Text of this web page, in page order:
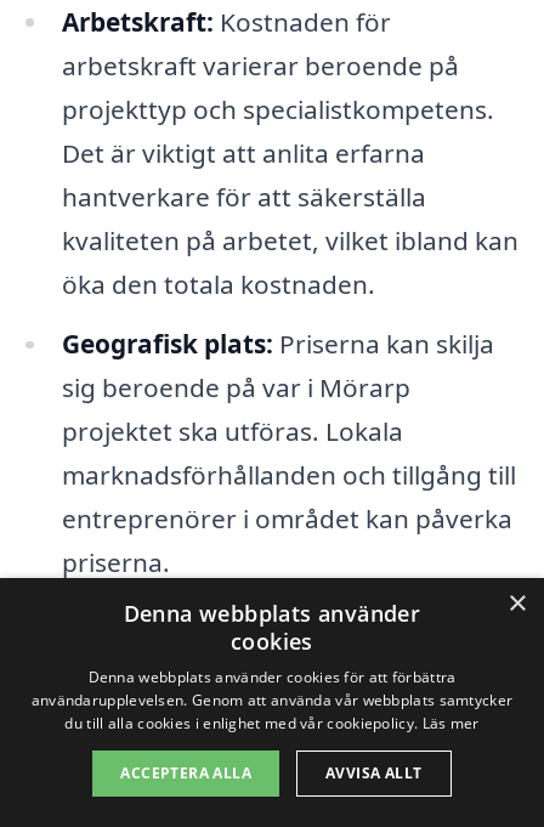
Arbetskraft: Kostnaden för
arbetskraft varierar beroende på
projekttyp och specialistkompetens.
Det är viktigt att anlita erfarna
hantverkare för att säkerställa
kvaliteten på arbetet, vilket ibland kan
öka den totala kostnaden.
Geografisk plats: Priserna kan skilja
sig beroende på var i Mörarp
projektet ska utföras. Lokala
marknadsförhållanden och tillgång till
entreprenörer i området kan påverka
priserna.
Tidsramar: Om projektet ska slutföras
inom en snäv tidsram kan detta
påverka de totala kostnaderna,
eftersom det kan krävas mer personal
eller övertid för att hålla tidsplanen.
×
Denna webbplats använder
cookies
Denna webbplats använder cookies för att förbättra
användarupplevelsen. Genom att använda vår webbplats samtycker
du till alla cookies i enlighet med vår cookiepolicy. Läs mer
ACCEPTERA ALLA AVVISA ALLT